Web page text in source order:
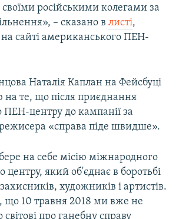
своїми російськими колегами за
– сказано в листі,
сайті американського ПЕН-
Наталія Каплан на Фейсбуці
на те, що після приєднання
центру до кампанії за
«справа піде швидше».
на себе місію міжнародного
центру, який об'єднає в боротьбі
художників і артистів.
що 10 травня 2018 ми вже не
про ганебну справу